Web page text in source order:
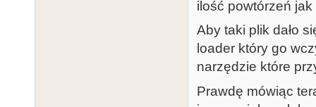
ilość powtórzeń
Aby taki plik dało
loader który go
narzędzie które
Prawdę mówiąc